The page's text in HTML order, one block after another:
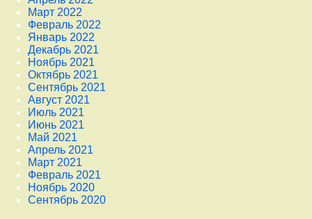
Март 2022
Февраль 2022
Январь 2022
Декабрь 2021
Ноябрь 2021
Октябрь 2021
Сентябрь 2021
Август 2021
Июль 2021
Июнь 2021
Май 2021
Апрель 2021
Март 2021
Февраль 2021
Ноябрь 2020
Сентябрь 2020